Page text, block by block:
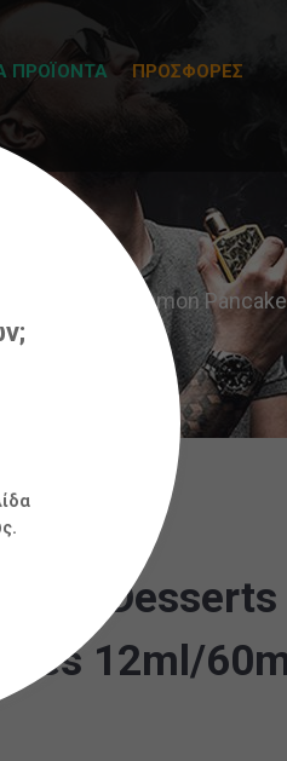
ΠΡΟΪΟΝΤΑ
ΠΡΟΣΦΟΡΕΣ
Desserts Cinnamon
12ml/